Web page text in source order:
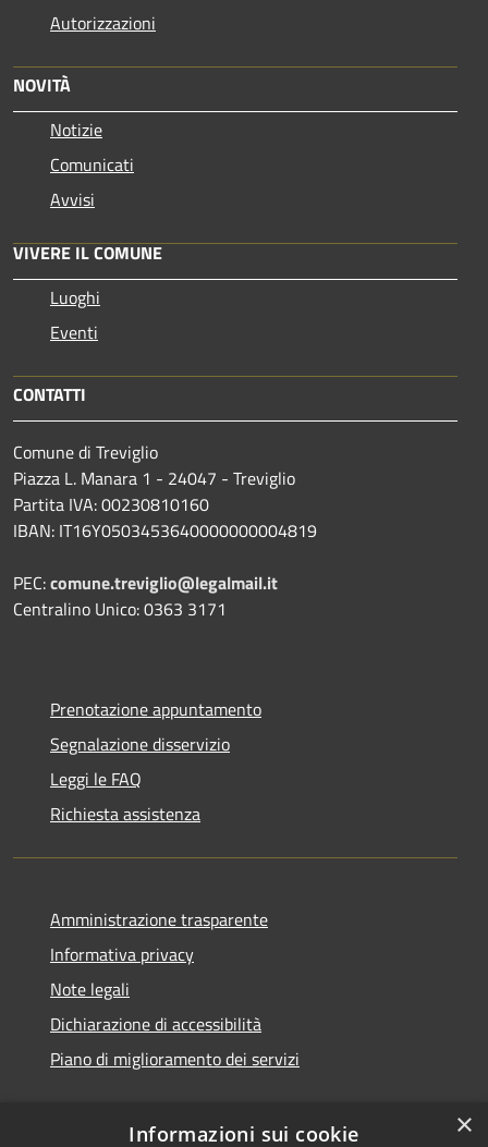
Autorizzazioni
NOVITÀ
Notizie
Comunicati
Avvisi
VIVERE IL COMUNE
Luoghi
Eventi
CONTATTI
Comune di Treviglio
Piazza L. Manara 1 - 24047 - Treviglio
Partita IVA: 00230810160
IBAN: IT16Y0503453640000000004819
PEC:comune.treviglio@legalmail.it
Centralino Unico: 0363 3171
Prenotazione appuntamento
Segnalazione disservizio
Leggi le FAQ
Richiesta assistenza
Amministrazione trasparente
Informativa privacy
Note legali
Dichiarazione di accessibilità
Piano di miglioramento dei servizi
×
Informazioni sui cookie